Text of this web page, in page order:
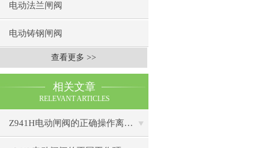
电动法兰闸阀
电动铸钢闸阀
查看更多 >>
相关文章
RELEVANT ARTICLES
Z941H电动闸阀的正确操作离不开理论的认识